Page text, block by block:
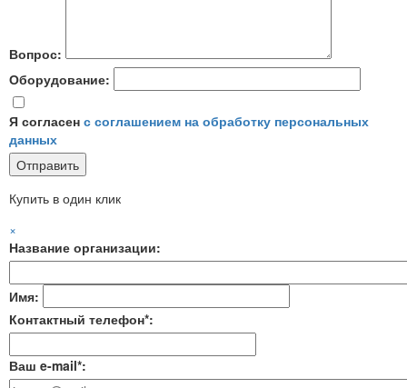
Вопрос:
Оборудование:
Я согласен с соглашением на обработку персональных
данных
Купить в один клик
×
Название организации:
Имя:
Контактный телефон*:
Ваш e-mail*: